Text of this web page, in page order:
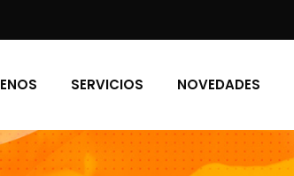
SERVICIOS NOVEDADES